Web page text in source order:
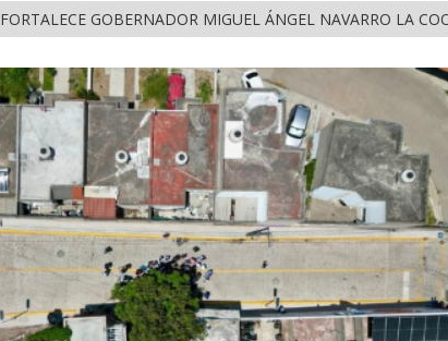
FORTALECE GOBERNADOR MIGUEL ÁNGEL NAVARRO LA